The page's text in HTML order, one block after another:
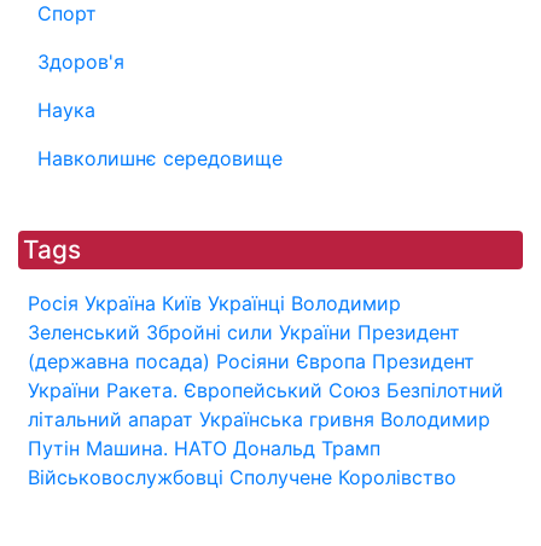
Спорт
Здоров'я
Наука
Навколишнє середовище
Tags
Росія Україна Київ Українці Володимир
Зеленський Збройні сили України Президент
(державна посада) Росіяни Європа Президент
України Ракета. Європейський Союз Безпілотний
літальний апарат Українська гривня Володимир
Путін Машина. НАТО Дональд Трамп
Військовослужбовці Сполучене Королівство